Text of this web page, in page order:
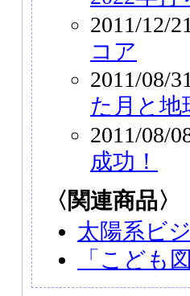
2011/12/
コア
2011/08/
た月と地
2011/08/
成功！
〈関連商品〉
太陽系ビ
「こども